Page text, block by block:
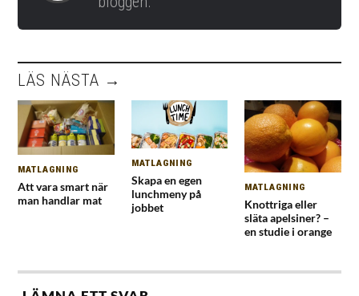
LÄS NÄSTA →
MATLAGNING
Att vara smart när
man handlar mat
MATLAGNING
Skapa en egen
lunchmeny på
jobbet
MATLAGNING
Knottriga eller
släta apelsiner? –
en studie i orange